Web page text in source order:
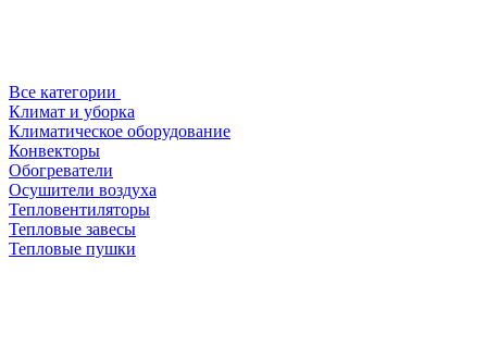
Все категории
Климат и уборка
Климатическое оборудование
Конвекторы
Обогреватели
Осушители воздуха
Тепловентиляторы
Тепловые завесы
Тепловые пушки